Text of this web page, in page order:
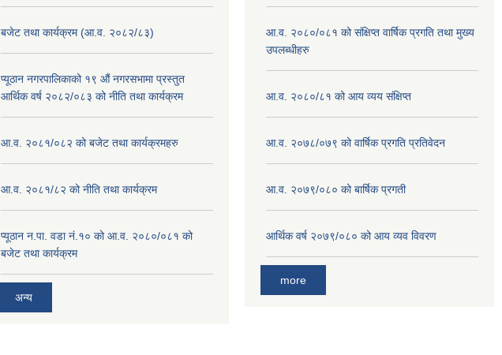
बजेट तथा कार्यक्रम (आ.व. २०८२/८३)
प्यूठान नगरपालिकाको १९ औं नगरसभामा प्रस्तुत
आर्थिक वर्ष २०८२/०८३ को नीति तथा कार्यक्रम
आ.व. २०८१/०८२ को बजेट तथा कार्यक्रमहरु
आ.व. २०८१/८२ को नीति तथा कार्यक्रम
प्यूठान न.पा. वडा नं.१० को आ.व. २०८०/०८१ को
बजेट तथा कार्यक्रम
अन्य
आ.व. २०८०/०८१ को संक्षिप्त वार्षिक प्रगति तथा मुख्य
उपलब्धीहरु
आ.व. २०८०/८१ को आय व्यय संक्षिप्त
आ.व. २०७८/०७९ को वार्षिक प्रगति प्रतिवेदन
आ.व. २०७९/०८० को बार्षिक प्रगती
आर्थिक वर्ष २०७९/०८० को आय व्यव विवरण
more